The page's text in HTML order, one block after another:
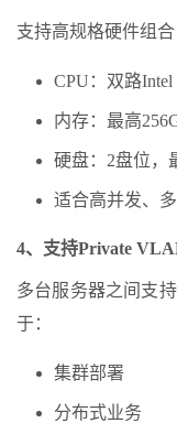
支持高规格硬件组
CPU：双路Intel
内存：最高
硬盘：2盘位，
适合高并发、
4、支持Private
多台服务器之间支
于：
集群部署
分布式业务